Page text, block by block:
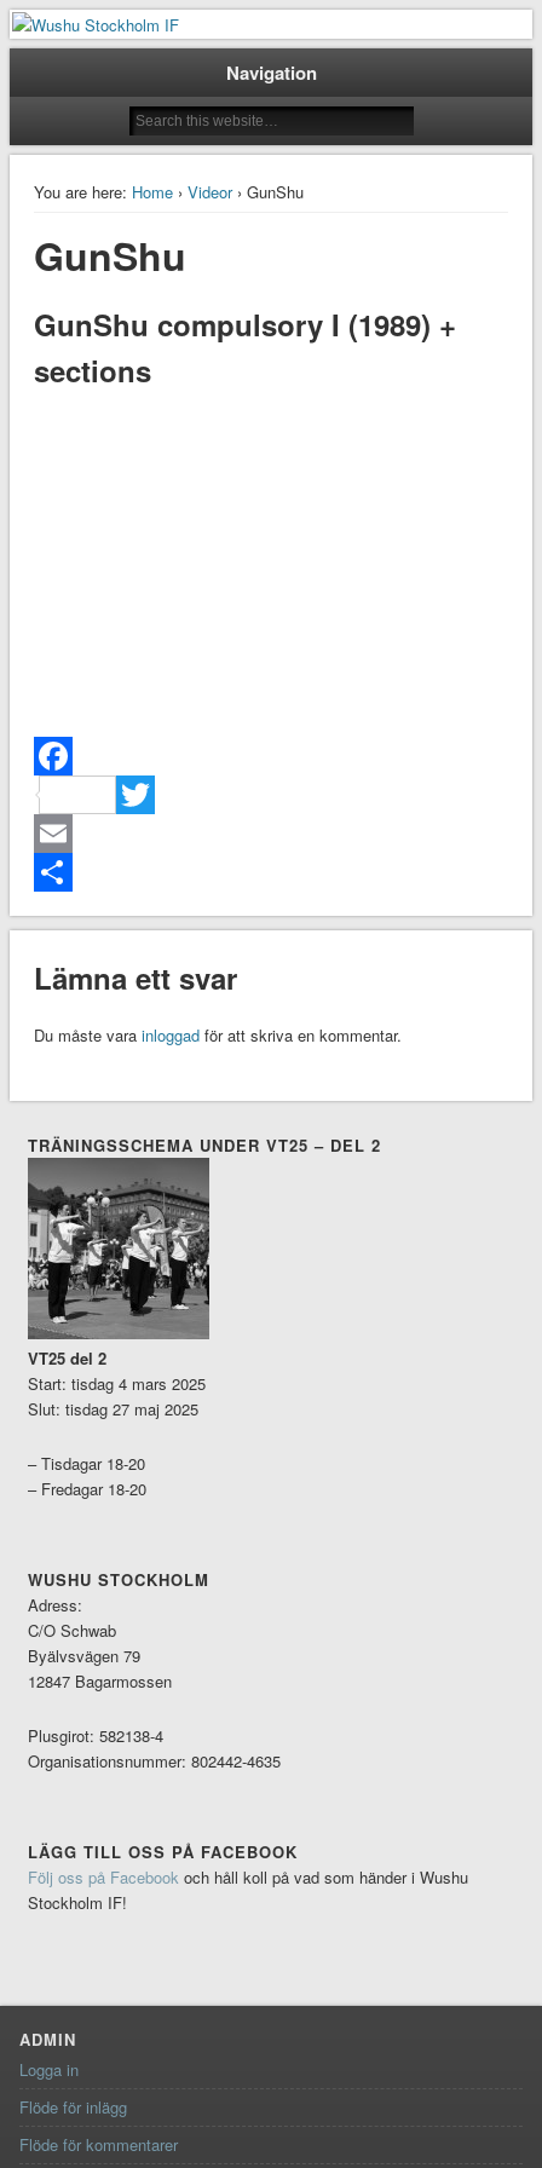
Wushu Stockholm IF
Taoluträning i Stockholm
Navigation
You are here: Home› Videor› GunShu
GunShu
GunShu compulsory I (1989) +
sections
Facebook
Twitter
Email
Dela
Lämna ett svar
Du måste vara inloggadför att skriva en kommentar.
TRÄNINGSSCHEMA UNDER VT25 – DEL 2
VT25 del 2
Start: tisdag 4 mars 2025
Slut: tisdag 27 maj 2025
– Tisdagar 18-20
– Fredagar 18-20
WUSHU STOCKHOLM
Adress:
C/O Schwab
Byälvsvägen 79
12847 Bagarmossen
Plusgirot: 582138-4
Organisationsnummer: 802442-4635
LÄGG TILL OSS PÅ FACEBOOK
Följ oss på Facebook och håll koll på vad som händer i Wushu
Stockholm IF!
ADMIN
Logga in
Flöde för inlägg
Flöde för kommentarer